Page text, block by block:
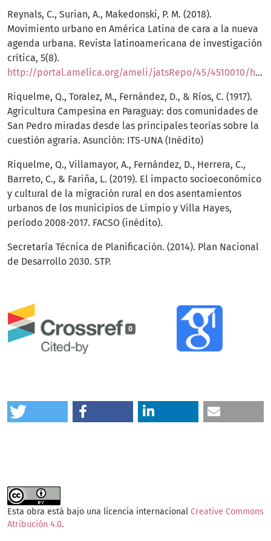
0
Reynals, C., Surian, A., Makedonski, P. M. (2018).
Movimiento urbano en América Latina de cara a la nueva
agenda urbana. Revista latinoamericana de investigación
crítica, 5(8).
http://portal.amelica.org/ameli/jatsRepo/45/4510010/html/index.html
Riquelme, Q., Toralez, M., Fernández, D., & Ríos, C. (1917).
Agricultura Campesina en Paraguay: dos comunidades de
San Pedro miradas desde las principales teorías sobre la
cuestión agraria. Asunción: ITS-UNA (Inédito)
Riquelme, Q., Villamayor, A., Fernández, D., Herrera, C.,
Barreto, C., & Fariña, L. (2019). El impacto socioeconómico
y cultural de la migración rural en dos asentamientos
urbanos de los municipios de Limpio y Villa Hayes,
período 2008-2017. FACSO (inédito).
Secretaría Técnica de Planificación. (2014). Plan Nacional
de Desarrollo 2030. STP.
Esta obra está bajo una licencia internacional Creative Commons
Atribución 4.0.